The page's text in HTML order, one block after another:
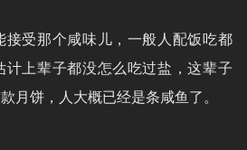
接受那个咸味儿，一般人配饭吃都
上辈子都没怎么吃过盐，这辈子
月饼，人大概已经是条咸鱼了。